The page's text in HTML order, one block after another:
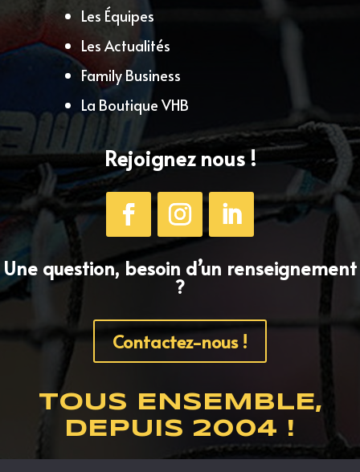
Les Équipes
Les Actualités
Family Business
La Boutique VHB
Rejoignez nous !
Une question, besoin d’un renseignement
?
Contactez-nous !
TOUS ENSEMBLE,
DEPUIS 2004 !